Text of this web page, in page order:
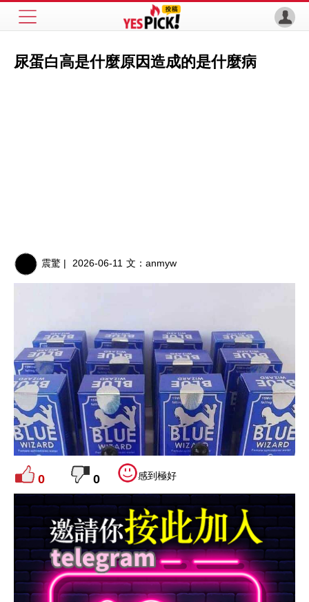
尿蛋白高是什麼原因造成的是什麼病
震驚 | 2026-06-11 文： anmyw
0 0 感到極好